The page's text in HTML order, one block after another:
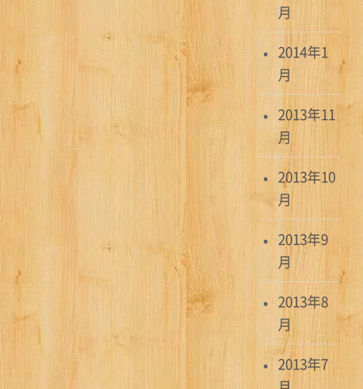
月
2014年1
月
2013年11
月
2013年10
月
2013年9
月
2013年8
月
2013年7